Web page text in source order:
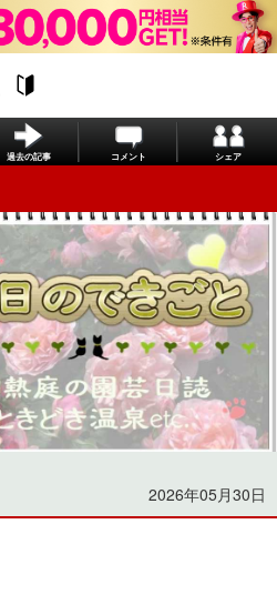
過去の記事 コメント シェア
2026年05月30日